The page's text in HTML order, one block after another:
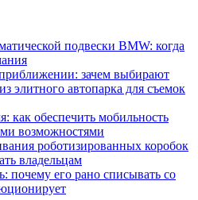
подвески BMW: когда
зачем выбирают
элитного автопарка для съемок
как обеспечить мобильность
возможностями
роботизированных коробок
владельцам
почему его рано списывать со